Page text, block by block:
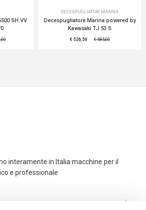
SH VV
DECESPUGLIATORI MARINA
Decespugliatore Marina powered by
Kawasaki TJ 53 S
€ 526,50 € 585,00
interamente in Italia macchine per il
e professionale